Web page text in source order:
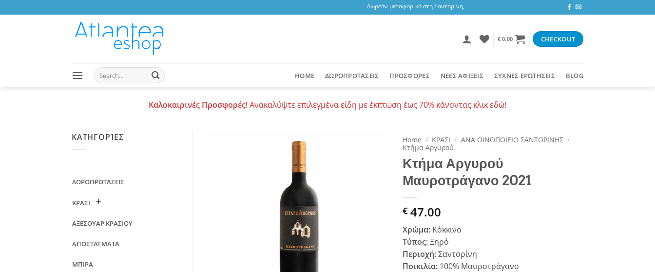
to
Δωρεάν μεταφορικά στη Σαντορίνη, 3,47 ευρώ στην υπόλοιπη Ελλάδα ή δωρεάν για αγορές 50+ ευρώ
€0.00 CHECKOUT
Search
for:
HOME ΔΩΡΟΠΡΟΤΑΣΕΙΣ ΠΡΟΣΦΟΡΕΣ ΝΕΕΣ ΑΦΙΞΕΙΣ ΣΥΧΝΕΣ ΕΡΩΤΗΣΕΙΣ BLOG
Καλοκαιρινές Προσφορές!Ανακαλύψτε επιλεγμένα είδη με έκπτωση έως 70% κάνοντας κλικ εδώ!
ΚΑΤΗΓΟΡΊΕΣ
ΔΩΡΟΠΡΟΤΑΣΕΙΣ
ΚΡΑΣΙ
ΑΞΕΣΟΥΑΡ ΚΡΑΣΙΟΥ
ΑΠΟΣΤΑΓΜΑΤΑ
ΜΠΙΡΑ
Home / ΚΡΑΣΙ / ΑΝΑ ΟΙΝΟΠΟΙΕΙΟ ΣΑΝΤΟΡΙΝΗΣ /
Κτήμα Αργυρού
Κτήμα Αργυρού
Μαυροτράγανο 2021
€ 47.00
Χρώμα: Κόκκινο
Τύπος:Ξηρό
Περιοχή:Σαντορίνη
Ποικιλία: 100% Μαυροτράγανο